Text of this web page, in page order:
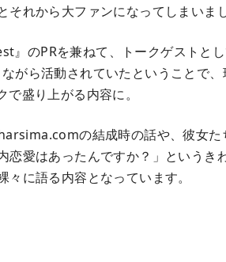
れから大ファンになってしまいまし
』のPRを兼ねて、トークゲストと
がら活動されていたということで、
盛り上がる内容に。
の結成時の話や、彼女
愛はあったんですか？」というき
に語る内容となっています。